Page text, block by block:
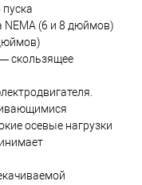
NEMA (6 и 8 дюймов)
скользящее
осевые нагрузки